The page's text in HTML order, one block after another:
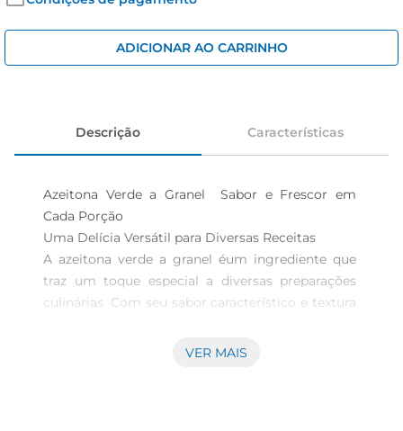
ADICIONAR AO CARRINHO
Descrição Características
Azeitona Verde a Granel  Sabor e Frescor em
Cada Porção
Uma Delícia Versátil para Diversas Receitas
A azeitona verde a granel éum ingrediente que
traz um toque especial a diversas preparações
culinárias. Com seu sabor característico e textura
antepastos, pizzas ou até mesmo como um
VER MAIS
iogurte